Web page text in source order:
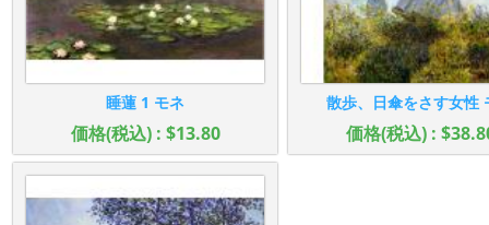
睡蓮 1 モネ
価格(税込) : $13.80
散歩、日傘をさす女性
価格(税込) :